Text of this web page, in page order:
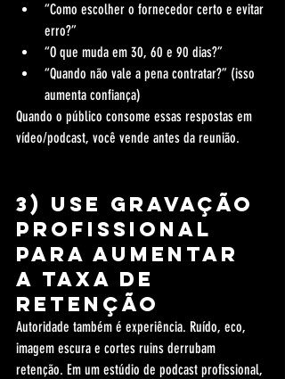
“Como escolher o fornecedor certo e evitar
erro?”
“O que muda em 30, 60 e 90 dias?”
“Quando não vale a pena contratar?” (isso
aumenta confiança)
Quando o público consome essas respostas em
vídeo/podcast, você vende antes da reunião.
3) Use gravação
profissional
para aumentar
a taxa de
retenção
Autoridade também é experiência. Ruído, eco,
imagem escura e cortes ruins derrubam
retenção. Em um estúdio de podcast profissional,